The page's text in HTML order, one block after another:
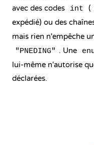
avec des codes
int (
expédié) ou des
mais rien n'empêche
"PNEDING" . Une
lui-même n'autorise
déclarées.